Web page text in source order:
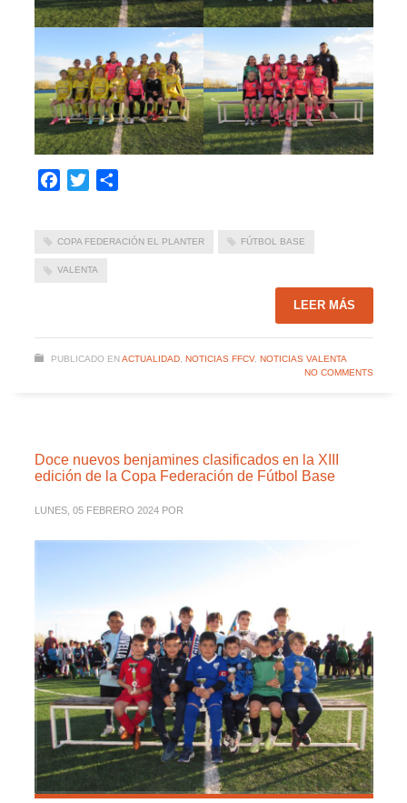
Facebook
Twitter
COPA FEDERACIÓN EL PLANTER FÚTBOL BASE
VALENTA
LEER MÁS
PUBLICADO EN ACTUALIDAD, NOTICIAS FFCV, NOTICIAS VALENTA
NO COMMENTS
Doce nuevos benjamines clasificados en la XIII
edición de la Copa Federación de Fútbol Base
LUNES, 05 FEBRERO 2024 POR